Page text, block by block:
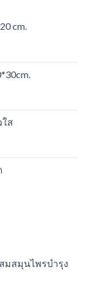
cm.
ใส
มสมุนไพรบำรุง